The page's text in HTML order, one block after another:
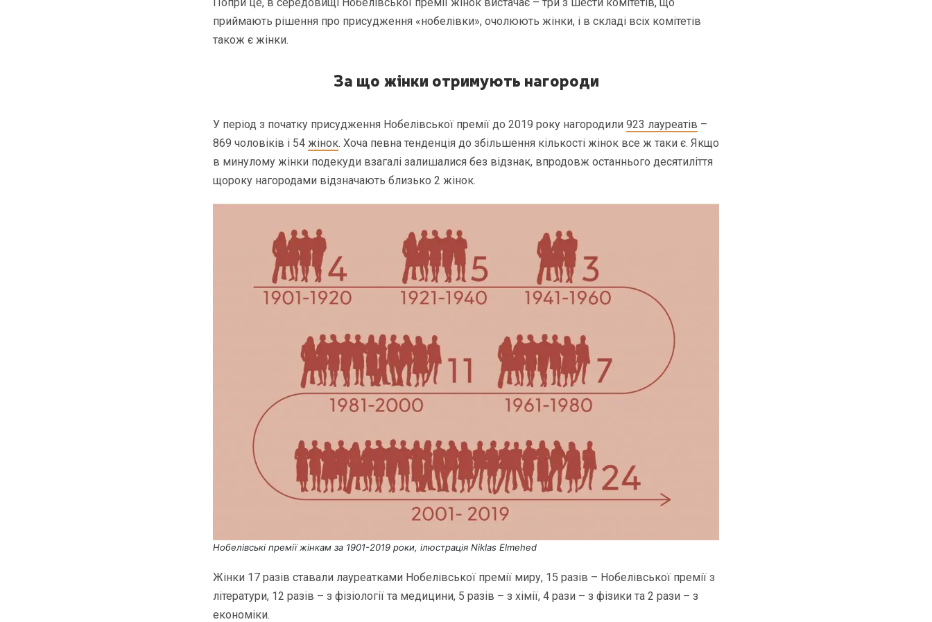
приймають рішення про присудження «нобелівки», очолюють жінки, і в складі всіх комітетів
також є жінки.
За що жінки отримують нагороди
У період з початку присудження Нобелівської премії до 2019 року нагородили 923 лауреатів –
869 чоловіків і 54 жінок. Хоча певна тенденція до збільшення кількості жінок все ж таки є. Якщо
в минулому жінки подекуди взагалі залишалися без відзнак, впродовж останнього десятиліття
щороку нагородами відзначають близько 2 жінок.
Нобелівські премії жінкам за 1901-2019 роки, ілюстрація Niklas Elmehed
Жінки 17 разів ставали лауреатками Нобелівської премії миру, 15 разів – Нобелівської премії з
літератури, 12 разів – з фізіології та медицини, 5 разів – з хімії, 4 рази – з фізики та 2 рази – з
економіки.